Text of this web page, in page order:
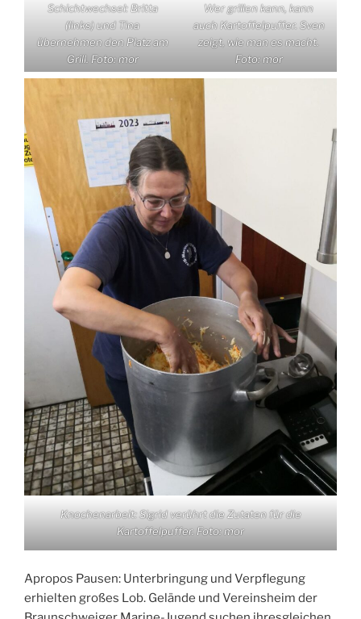
Schichtwechsel: Britta
(links) und Tina
übernehmen den Platz am
Grill. Foto: mor
Wer grillen kann, kann
auch Kartoffelpuffer. Sven
zeigt, wie man es macht.
Foto: mor
Knochenarbeit: Sigrid verührt die Zutaten für die
Kartoffelpuffer. Foto: mor
Apropos Pausen: Unterbringung und Verpflegung
erhielten großes Lob. Gelände und Vereinsheim der